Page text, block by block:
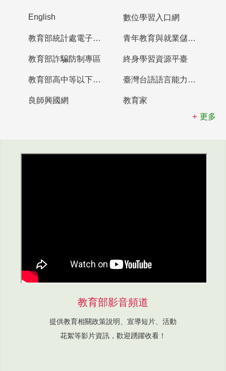
English 數位學習入口網
教育部統計處電子書櫃 青年教育與就業儲蓄帳戶
教育部詐騙防制專區 終身學習資源平臺
教育部高中等以下學校及幼兒園教師資格檢定考試 臺灣台語語言能力認證網站
良師興國網
教育家
更多
教育部影音頻道
提供教育相關政策說明、宣導短片、活動
花絮等影片資訊，歡迎踴躍收看！